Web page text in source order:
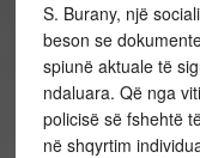
S. Burany, një
beson se
spiunë aktuale të
ndaluara. Që nga
policisë së fshehtë
në shqyrtim